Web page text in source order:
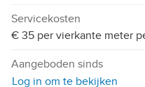
Servicekosten
€ 35 per vierkante meter
Aangeboden sinds
Log in om te bekijken